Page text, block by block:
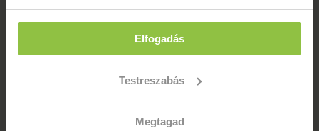
Elfogadás
Testreszabás
Megtagad